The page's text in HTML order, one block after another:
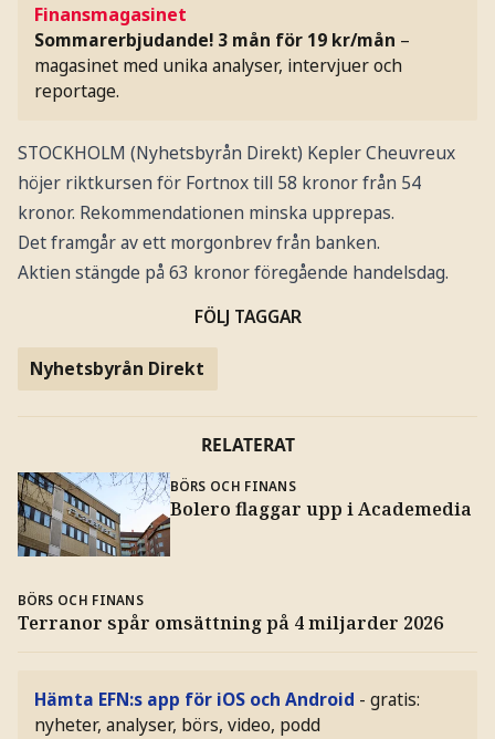
Finansmagasinet
Sommarerbjudande! 3 mån för 19 kr/mån –
magasinet med unika analyser, intervjuer och
reportage.
STOCKHOLM (Nyhetsbyrån Direkt) Kepler Cheuvreux
höjer riktkursen för Fortnox till 58 kronor från 54
kronor. Rekommendationen minska upprepas.
Det framgår av ett morgonbrev från banken.
Aktien stängde på 63 kronor föregående handelsdag.
FÖLJ TAGGAR
Nyhetsbyrån Direkt
RELATERAT
BÖRS OCH FINANS
Bolero flaggar upp i Academedia
BÖRS OCH FINANS
Terranor spår omsättning på 4 miljarder 2026
Hämta EFN:s app för iOS och Android - gratis:
nyheter, analyser, börs, video, podd